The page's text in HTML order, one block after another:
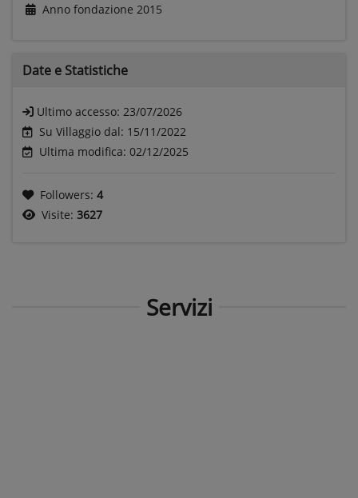
Anno fondazione 2015
Date e Statistiche
Ultimo accesso: 23/07/2026
Su Villaggio dal: 15/11/2022
Ultima modifica: 02/12/2025
Followers: 4
Visite: 3627
Servizi